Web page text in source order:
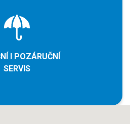
I POZÁRUČNÍ
SERVIS